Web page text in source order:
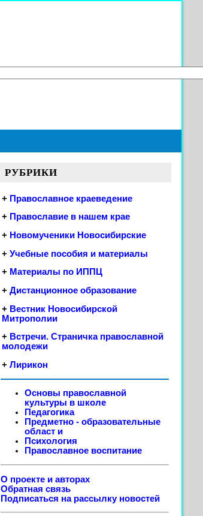
РУБРИКИ
+ Православное краеведение
+ Православие в нашем крае
+ Новомученики Новосибирские
+ Учебные пособия и материалы
+ Материалы по ИППЦ
+ Дистанционное образование
+ Вестник Новосибирской
Митрополии
+ Встречи. Страничка православной
молодежи
+ Лирикон
Основы православной
культуры в школе
Педагогика
Предметно - образовательные
област и
Психология
Православное воспитание
О проекте и авторах
Обратная связь
Подписаться на рассылку новостей